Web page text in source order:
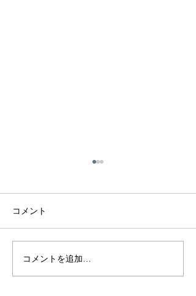
コメント
コメントを追加…